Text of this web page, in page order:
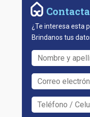
¿Te interesa esta
Brindanos tus